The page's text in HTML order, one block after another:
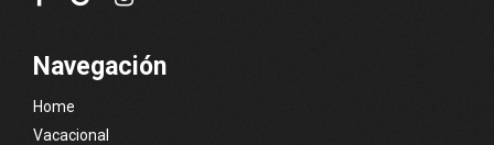
Navegación
Home
Vacacional